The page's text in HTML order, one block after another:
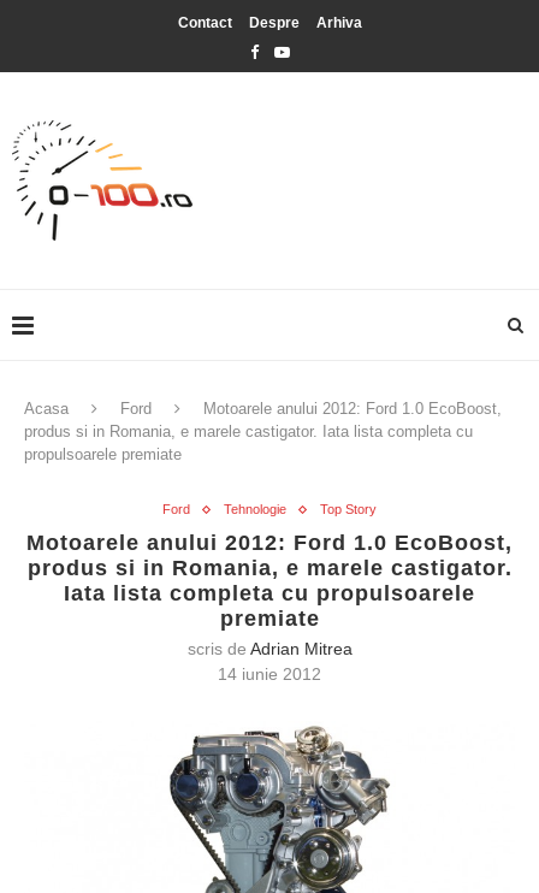
Contact Despre Arhiva
Acasa Ford
Motoarele anului 2012: Ford 1.0 EcoBoost,
produs si in Romania, e marele castigator. Iata lista completa cu
propulsoarele premiate
Ford Tehnologie Top Story
Motoarele anului 2012: Ford 1.0 EcoBoost,
produs si in Romania, e marele castigator.
Iata lista completa cu propulsoarele
premiate
scris de Adrian Mitrea
14 iunie 2012